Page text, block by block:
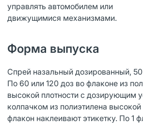
управлять автомобилем или
движущимися механизмами.
Форма выпуска
Спрей назальный дозированный,
По 60 или 120 доз во флаконе из
высокой плотности с дозирующим
колпачком из полиэтилена высокой
флакон наклеивают этикетку. По 1